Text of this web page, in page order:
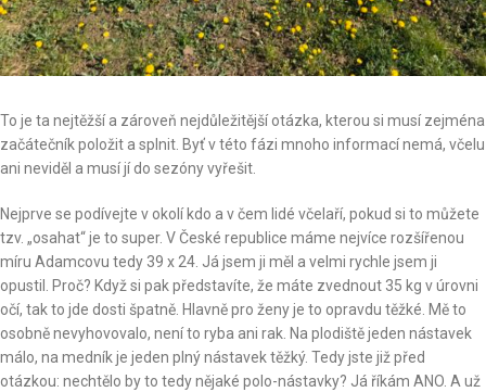
To je ta nejtěžší a zároveň nejdůležitější otázka, kterou si musí zejména
začátečník položit a splnit. Byť v této fázi mnoho informací nemá, včelu
ani neviděl a musí jí do sezóny vyřešit.
Nejprve se podívejte v okolí kdo a v čem lidé včelaří, pokud si to můžete
tzv. „osahat“ je to super. V České republice máme nejvíce rozšířenou
míru Adamcovu tedy 39 x 24. Já jsem ji měl a velmi rychle jsem ji
opustil. Proč? Když si pak představíte, že máte zvednout 35 kg v úrovni
očí, tak to jde dosti špatně. Hlavně pro ženy je to opravdu těžké. Mě to
osobně nevyhovovalo, není to ryba ani rak. Na plodiště jeden nástavek
málo, na medník je jeden plný nástavek těžký. Tedy jste již před
otázkou: nechtělo by to tedy nějaké polo-nástavky? Já říkám ANO. A už